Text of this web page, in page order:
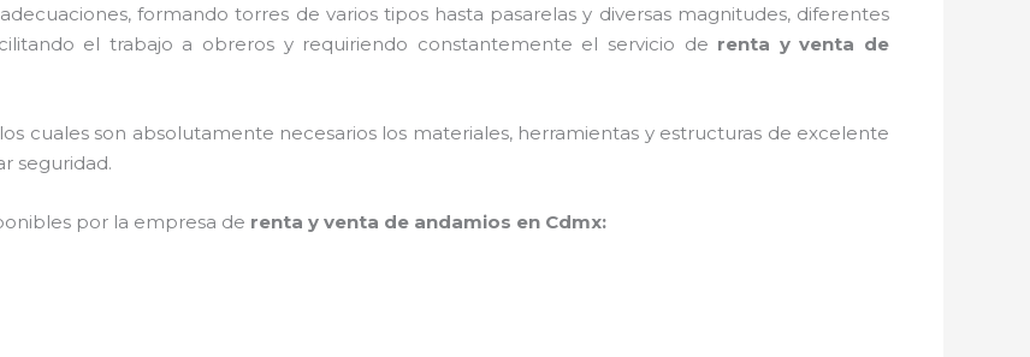
formando torres de varios tipos hasta pasarelas y diversas magnitudes, diferentes
el trabajo a obreros y requiriendo constantemente el servicio de renta y venta de
cuales son absolutamente necesarios los materiales, herramientas y estructuras de excelente
seguridad.
por la empresa de renta y venta de andamios en Cdmx: